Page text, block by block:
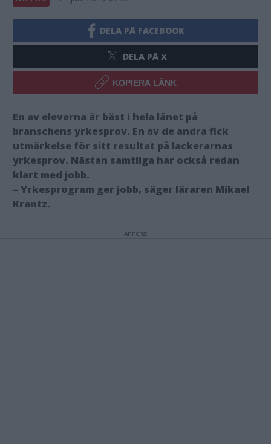
DELA PÅ FACEBOOK
DELA PÅ X
KOPIERA LÄNK
En av eleverna är bäst i hela länet på
branschens yrkesprov. En av de andra fick
utmärkelse för sitt resultat på lackerarnas
yrkesprov. Nästan samtliga har också redan
klart med jobb.
– Yrkesprogram ger jobb, säger läraren Mikael
Krantz.
Annons: